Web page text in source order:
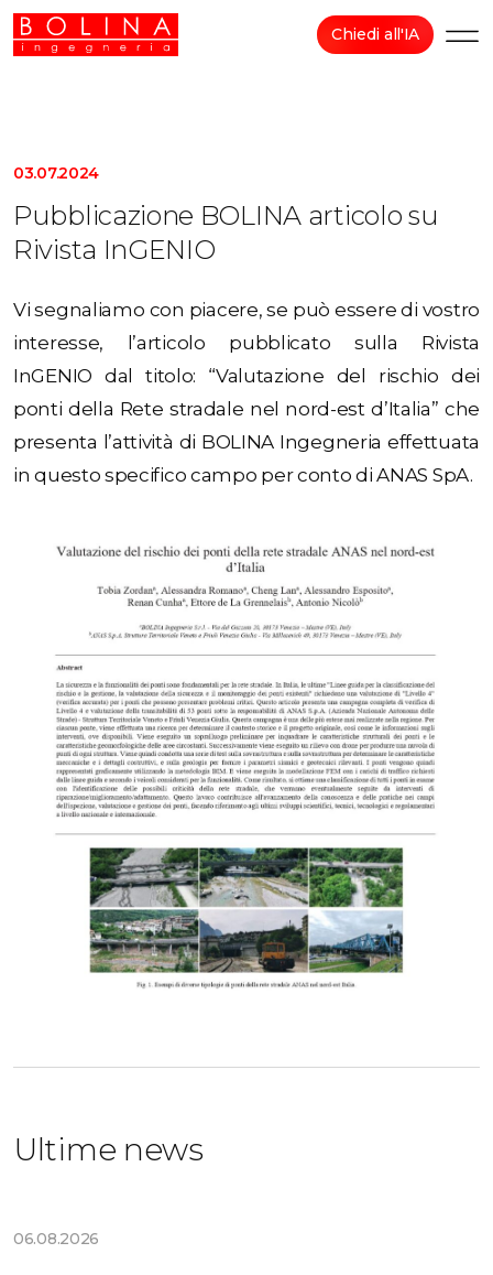
Chiedi all'IA
03.07.2024
Pubblicazione BOLINA articolo su
Rivista InGENIO
Vi segnaliamo con piacere, se può essere di vostro
interesse, l’articolo pubblicato sulla Rivista
InGENIO dal titolo: “Valutazione del rischio dei
ponti della Rete stradale nel nord-est d’Italia” che
presenta l’attività di BOLINA Ingegneria effettuata
in questo specifico campo per conto di ANAS SpA.
Ultime news
06.08.2026